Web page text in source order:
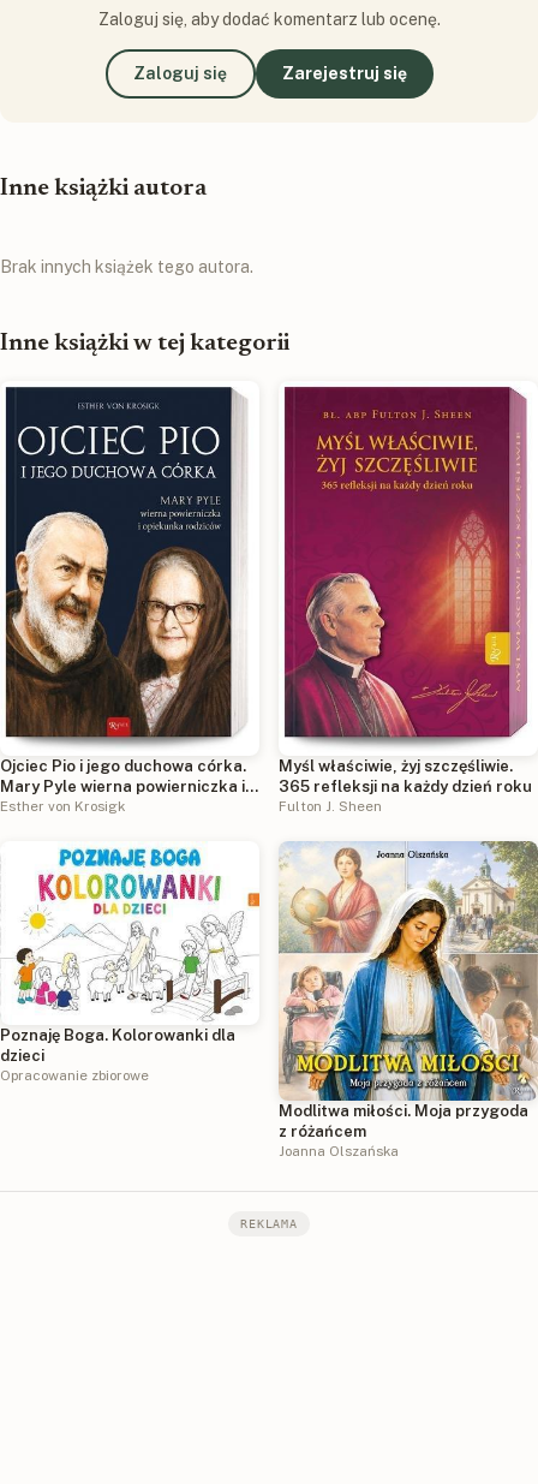
Zaloguj się, aby dodać komentarz lub ocenę.
Zaloguj się Zarejestruj się
Inne książki autora
Brak innych książek tego autora.
Inne książki w tej kategorii
Ojciec Pio i jego duchowa córka.
Mary Pyle wierna powierniczka i
opiekunka rodziców
Esther von Krosigk
Myśl właściwie, żyj szczęśliwie.
365 refleksji na każdy dzień roku
Fulton J. Sheen
Poznaję Boga. Kolorowanki dla
dzieci
Opracowanie zbiorowe
Modlitwa miłości. Moja przygoda
z różańcem
Joanna Olszańska
REKLAMA